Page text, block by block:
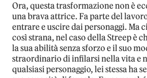
Ora, questa trasformazione non è
una brava attrice. Fa parte del
entrare e uscire dai personaggi. Ma
così strana, nel caso della Streep è
la sua abilità senza sforzo e il suo
straordinario di infilarsi nella vita e
qualsiasi personaggio, lei stessa ha